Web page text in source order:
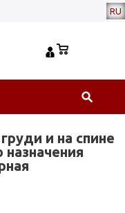
RU
и на спине
назначения